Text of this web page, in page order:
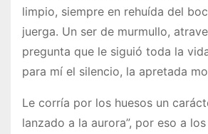
limpio, siempre en rehuída del
juerga. Un ser de murmullo,
pregunta que le siguió toda la
para mí el silencio, la apretada
Le corría por los huesos un
lanzado a la aurora”, por eso a